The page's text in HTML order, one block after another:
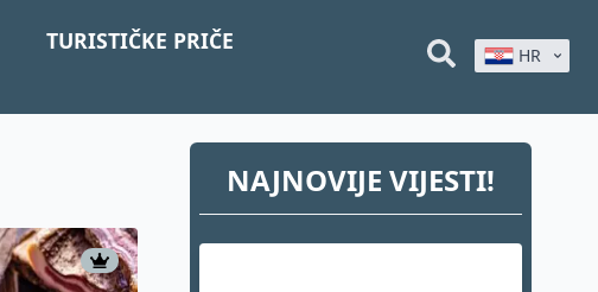
TURISTIČKE PRIČE
HR
NAJNOVIJE VIJESTI!